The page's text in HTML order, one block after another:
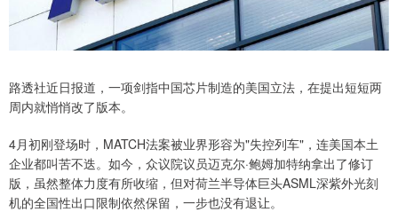
路透社近日报道，一项剑指中国芯片制造的美国立法，在提出短短两
周内就悄悄改了版本。
4月初刚登场时，MATCH法案被业界形容为"失控列车"，连美国本土
企业都叫苦不迭。如今，众议院议员迈克尔·鲍姆加特纳拿出了修订
版，虽然整体力度有所收缩，但对荷兰半导体巨头ASML深紫外光刻
机的全国性出口限制依然保留，一步也没有退让。